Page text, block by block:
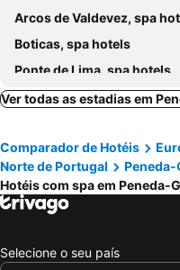
Arcos de Valdevez, spa
Boticas, spa hotels
Ponte de Lima, spa hotels
Ribeira de Pena, spa hotels
Vila Verde, spa hotels
Caldelas, spa hotels
Barcelos, spa hotels
Fafe, spa hotels
Ver todas as estadias em
Comparador de Hotéis
Norte de Portugal
Peneda-
Hotéis com spa em Peneda-
Selecione o seu país